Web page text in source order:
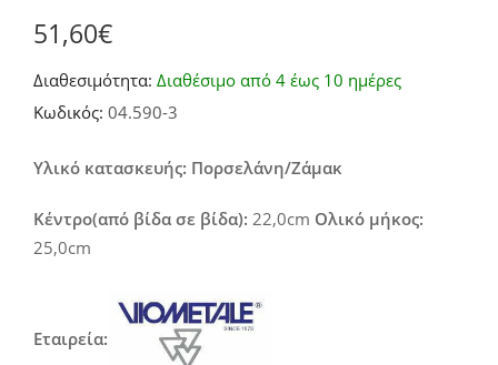
51,60€
Διαθεσιμότητα: Διαθέσιμο από 4 έως 10 ημέρες
Κωδικός: 04.590-3
Υλικό κατασκευής: Πορσελάνη/Ζάμακ
Κέντρο(από βίδα σε βίδα): 22,0cm Ολικό μήκος:
25,0cm
Εταιρεία: